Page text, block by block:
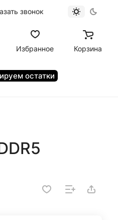
звонок
Избранное Корзина
остатки